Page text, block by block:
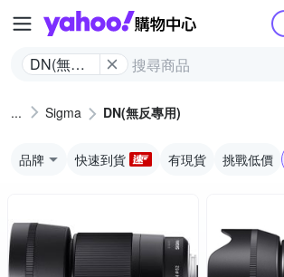
Yahoo購物
DN(無反
Sigma DN(無反專用)
品牌 快速到貨 有現貨 挑戰低價